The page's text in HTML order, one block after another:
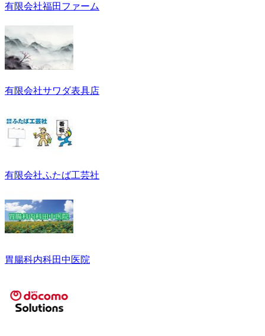
有限会社福田ファーム
有限会社サワダ表具店
有限会社ふたば工芸社
胃腸科内科田中医院